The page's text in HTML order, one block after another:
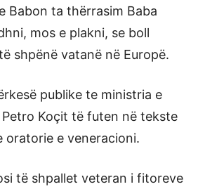
Babon ta thërrasim Baba
mos e plakni, se boll
shpënë vatanë në Europë.
publike te ministria e
Koçit të futen në tekste
oratorie e veneracioni.
të shpallet veteran i fitoreve